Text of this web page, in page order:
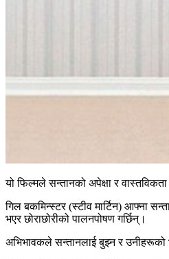
यो फिल्मले सन्तानको अपेक्षा र
गिल बकमिन्स्टर (स्टीव मार्टिन) आफ्ना
भएर छोराछोरीको पालनपोषण गर्छिन्।
अभिभावकले सन्तानलाई बुझ्न र उनीहरूको